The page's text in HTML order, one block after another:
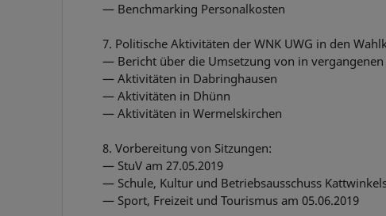
— Benchmarking Personalkosten
7. Politische Aktivitäten der WNK UWG in den
— Bericht über die Umsetzung von in
— Aktivitäten in Dabringhausen
— Aktivitäten in Dhünn
— Aktivitäten in Wermelskirchen
8. Vorbereitung von Sitzungen:
— StuV am 27.05.2019
— Schule, Kultur und Betriebsausschuss
— Sport, Freizeit und Tourismus am 05.06.2019